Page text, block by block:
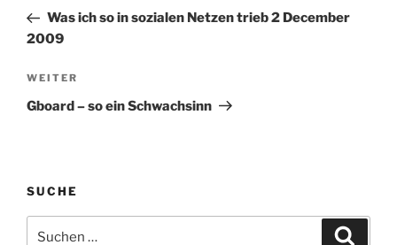
Beitrag
Was ich so in sozialen Netzen trieb 2 December
2009
Nächster
Beitrag
WEITER
Gboard – so ein Schwachsinn
SUCHE